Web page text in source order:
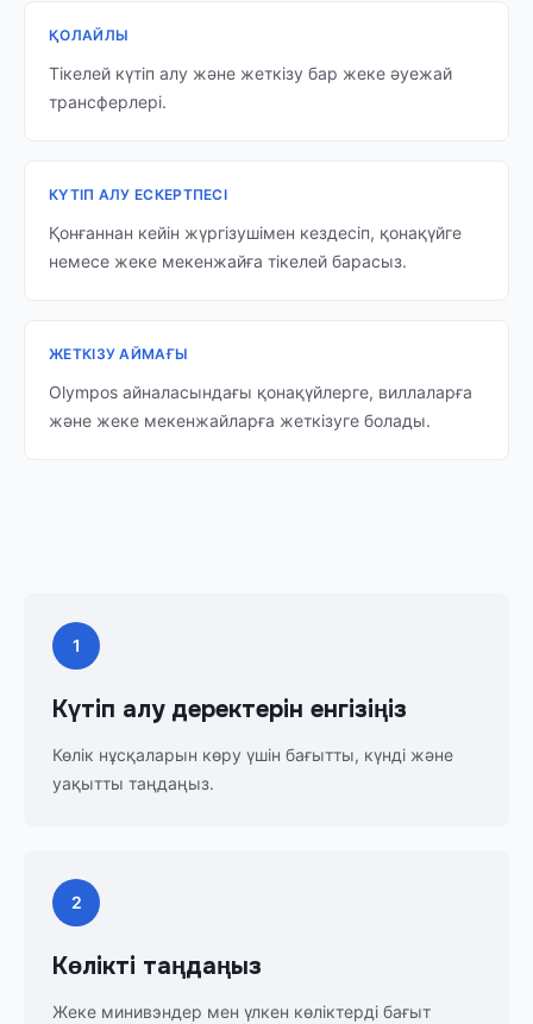
ҚОЛАЙЛЫ
Тікелей күтіп алу және жеткізу бар жеке әуежай
трансферлері.
КҮТІП АЛУ ЕСКЕРТПЕСІ
Қонғаннан кейін жүргізушімен кездесіп, қонақүйге
немесе жеке мекенжайға тікелей барасыз.
ЖЕТКІЗУ АЙМАҒЫ
Olympos айналасындағы қонақүйлерге, виллаларға
және жеке мекенжайларға жеткізуге болады.
1
Күтіп алу деректерін енгізіңіз
Көлік нұсқаларын көру үшін бағытты, күнді және
уақытты таңдаңыз.
2
Көлікті таңдаңыз
Жеке минивэндер мен үлкен көліктерді бағыт